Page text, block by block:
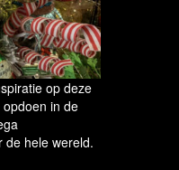
op deze
in de
de hele wereld.